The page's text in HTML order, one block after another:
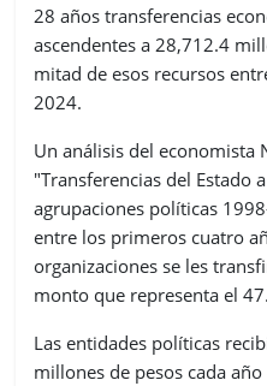
28 años transferencias
ascendentes a 28,712.4
mitad de esos recursos
2024.
Un análisis del economista
"Transferencias del Estado
agrupaciones políticas
entre los primeros cuatro
organizaciones se les
monto que representa el
Las entidades políticas
millones de pesos cada